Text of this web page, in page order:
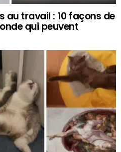
au travail : 10 façons de
qui peuvent